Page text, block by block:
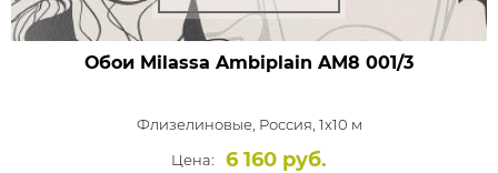
Обои Milassa Ambiplain AM8 001/3
Флизелиновые, Россия, 1x10 м
Цена:
6 160 руб.